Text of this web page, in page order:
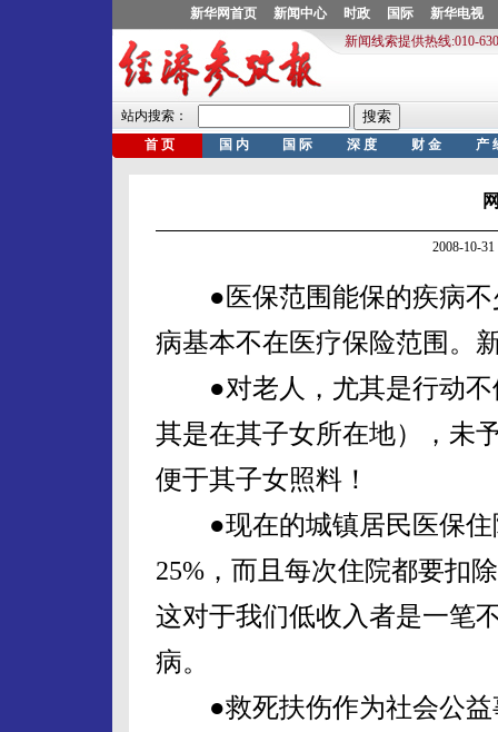
2008-10-
●医保范围能保的疾病不
病基本不在医疗保险范围。
●对老人，尤其是行动不
其是在其子女所在地），未
便于其子女照料！
●现在的城镇居民医保住
25%，而且每次住院都要扣
这对于我们低收入者是一笔
病。
●救死扶伤作为社会公益